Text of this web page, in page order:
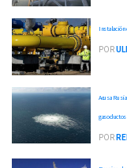
POR
Acusa
POR